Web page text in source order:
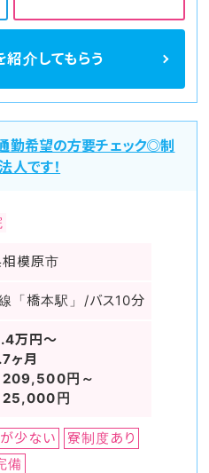
紹介してもらう
勤希望の方要チェック◎制
人です！
模原市
「橋本駅」/バス10分
万円～
ヶ月
209,500円～
25,000円
少ない
寮制度あり
備